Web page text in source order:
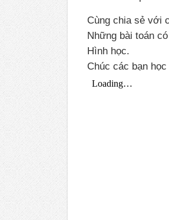
Cùng chia sẻ với
Những bài toán
Hình học.
Chúc các bạn